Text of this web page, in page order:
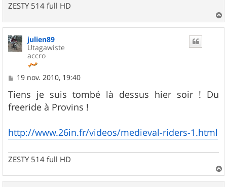
ZESTY 514 full HD
a
julien89
Utagawiste
accro
M
s
s
a
19 nov. 2010, 19:40
Tiens je suis tombé là dessus hier soir ! Du
freeride à Provins !
http://www.26in.fr/videos/medieval-riders-1.html
ZESTY 514 full HD
a